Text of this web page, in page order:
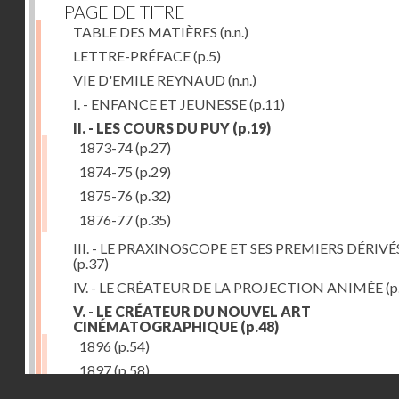
PAGE DE TITRE
TABLE DES MATIÈRES (n.n.)
LETTRE-PRÉFACE(p.5)
VIE D'EMILE REYNAUD (n.n.)
I. - ENFANCE ET JEUNESSE(p.11)
II. - LES COURS DU PUY (p.19)
1873-74(p.27)
1874-75 (p.29)
1875-76 (p.32)
1876-77(p.35)
III. - LE PRAXINOSCOPE ET SES PREMIERS
(p.37)
IV. - LE CRÉATEUR DE LA PROJECTION ANIMÉE
V. - LE CRÉATEUR DU NOUVEL ART
CINÉMATOGRAPHIQUE (p.48)
1896 (p.54)
1897(p.58)